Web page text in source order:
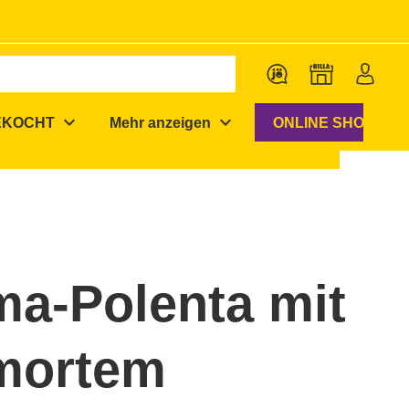
expand_more Mehr anzeigen expand_more ONLINE SHOP
Polenta mit